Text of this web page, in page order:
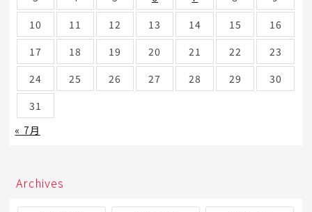
10
11 12 13 14 15
16
17
18 19 20 21 22
23
24
25 26 27 28 29
30
31
« 7月
Archives